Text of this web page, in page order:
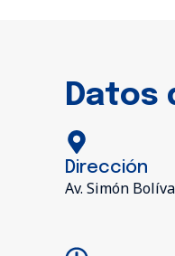
Datos
Dirección
Av. Simón